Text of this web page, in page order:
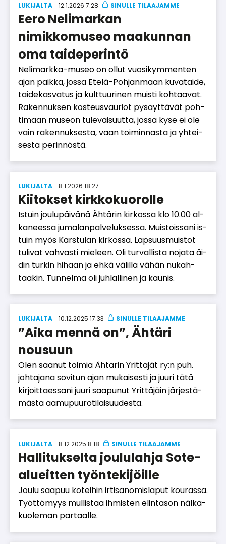
LUKIJALTA 12.1.2026 7.28
Eero Nelimarkan
nimikkomuseo maakunnan
oma taideperintö
Ne­li­mark­ka-mu­seo on ol­lut vuo­si­kym­men­ten
ajan paik­ka, jos­sa Ete­lä-Poh­jan­maan ku­va­tai­de,
tai­de­kas­va­tus ja kult­tuu­ri­nen muis­ti koh­taa­vat.
Ra­ken­nuk­sen kos­teus­vau­ri­ot py­säyt­tä­vät poh­
ti­maan mu­se­on tu­le­vai­suut­ta, jos­sa kyse ei ole
vain ra­ken­nuk­ses­ta, vaan toi­min­nas­ta ja yh­tei­
ses­tä pe­rin­nös­tä.
LUKIJALTA 8.1.2026 18.27
Kiitokset kirkkokuorolle
Is­tuin jou­lu­päi­vä­nä Äh­tä­rin kir­kos­sa klo 10.00 al­
ka­nees­sa ju­ma­lan­pal­ve­luk­ses­sa. Muis­tois­sa­ni is­
tuin myös Kars­tu­lan kir­kos­sa. Lap­suus­muis­tot
tu­li­vat vah­vas­ti mie­leen. Oli tur­val­lis­ta no­ja­ta äi­
din tur­kin hi­haan ja eh­kä vä­lil­lä vä­hän nu­kah­
taa­kin. Tun­nel­ma oli juh­lal­li­nen ja kau­nis.
LUKIJALTA 10.12.2025 17.33
”Aika mennä on”, Ähtäri
nousuun
Olen saa­nut toi­mia Äh­tä­rin Yrit­tä­jät ry:n puh.
joh­ta­ja­na so­vi­tun ajan mu­kai­ses­ti ja juu­ri tätä
kir­joit­ta­es­sa­ni juu­ri saa­pu­nut Yrit­tä­jäin jär­jes­tä­
mäs­tä aa­mu­puu­ro­ti­lai­suu­des­ta.
LUKIJALTA 8.12.2025 8.18
Hallitukselta joululahja Sote-
alueitten työntekijöille
Jou­lu saa­puu ko­tei­hin ir­ti­sa­no­mis­la­put kou­ras­sa.
Työt­tö­myys mul­lis­taa ih­mis­ten elin­ta­son näl­kä­
kuo­le­man par­taal­le.